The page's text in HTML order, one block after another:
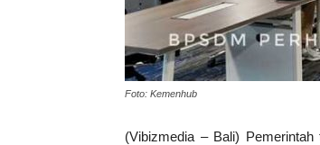
Foto: Kemenhub
(Vibizmedia – Bali)